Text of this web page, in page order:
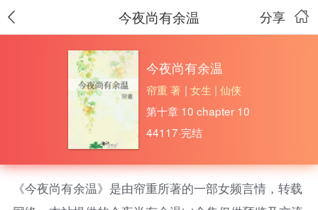
分享
今夜尚有余温
今夜尚有余温
帘重 著 | 女生 | 仙侠
第十章 10 chapter 10
44117·完结
《今夜尚有余温》是由帘重所著的一部女频言情，转载